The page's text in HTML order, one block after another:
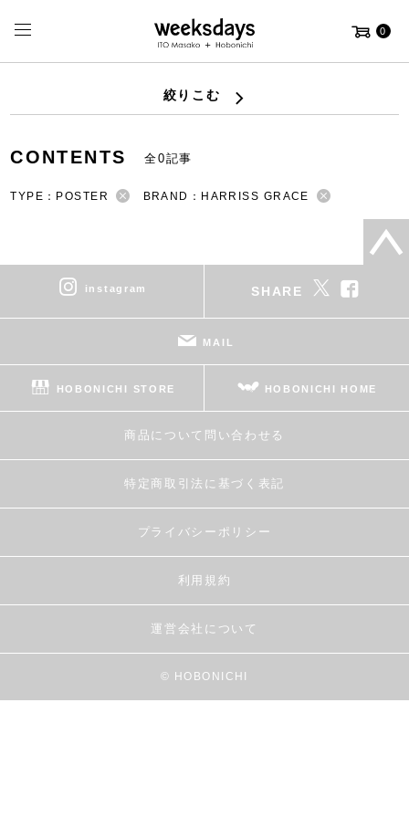
0
絞りこむ
CONTENTS 全0記事
TYPE：POSTER BRAND：HARRISS GRACE
instagram SHARE
MAIL
HOBONICHI STORE HOBONICHI HOME
商品について問い合わせる
特定商取引法に基づく表記
プライバシーポリシー
利用規約
運営会社について
© HOBONICHI